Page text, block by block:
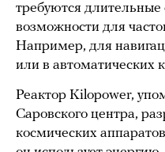
требуются длительные
возможности для
Например, для
или в автоматических
Реактор Kilopower,
Саровского центра,
космических